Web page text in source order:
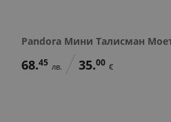
Pandora Мини Талисман
68.45 лв. 35.00 €